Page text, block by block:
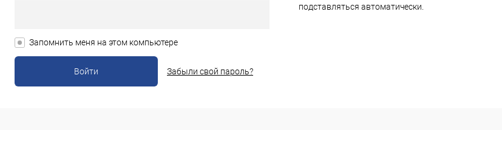
Запомнить меня на этом компьютере
Забыли свой пароль?
подставляться автоматически.